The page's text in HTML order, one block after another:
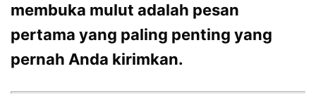
membuka mulut adalah pesan
pertama yang paling penting yang
pernah Anda kirimkan.